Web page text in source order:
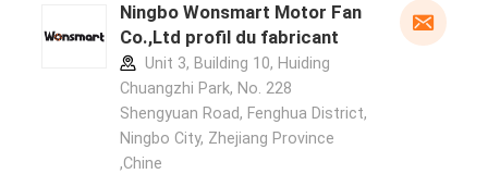
Ningbo Wonsmart Motor Fan
Co.,Ltd profil du fabricant
Unit 3, Building 10, Huiding
Chuangzhi Park, No. 228
Shengyuan Road, Fenghua District,
Ningbo City, Zhejiang Province
,Chine